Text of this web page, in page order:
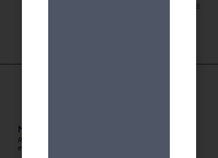
Lien pour cette activité
MDA GENEVE - ACTIVITES 50+
Rester en forme, créatif
et autonome après 50 ans !